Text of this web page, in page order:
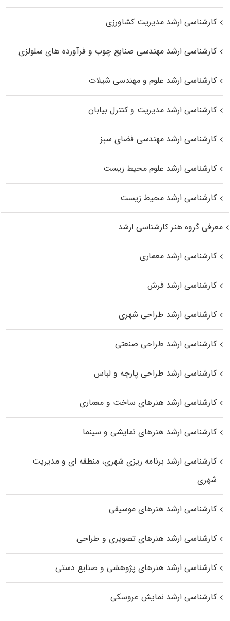
کارشناسی ارشد مدیریت کشاورزی
کارشناسی ارشد مهندسی صنایع چوب و فرآورده‌ های سلولزی
کارشناسی ارشد علوم و مهندسی شیلات
کارشناسی ارشد مدیریت و کنترل بیابان
کارشناسی ارشد مهندسی فضای سبز
کارشناسی ارشد علوم محیط‌ زیست
کارشناسی ارشد محیط زیست
معرفی گروه هنر کارشناسی ارشد
کارشناسی ارشد معماری
کارشناسی ارشد فرش
کارشناسی ارشد طراحی شهری
کارشناسی ارشد طراحی صنعتی
کارشناسی ارشد طراحی پارچه و لباس
کارشناسی ارشد هنرهای ساخت و معماری
کارشناسی ارشد هنرهای نمایشی و سینما
کارشناسی ارشد برنامه ریزی شهری، منطقه‌ ای و مدیریت
شهری
کارشناسی ارشد هنرهای موسیقی
کارشناسی ارشد هنرهای تصویری و طراحی
کارشناسی ارشد هنرهای پژوهشی و صنایع دستی
کارشناسی ارشد نمایش عروسکی